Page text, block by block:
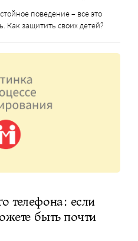
поведение – все это
Как защитить своих детей?
телефона: если
быть почти